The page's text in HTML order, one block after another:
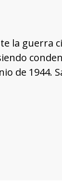
la guerra
de 1944.